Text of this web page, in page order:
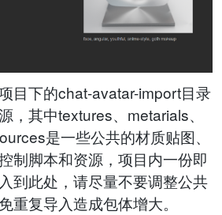
目下的chat-avatar-import目录
，其中textures、metarials、
是一些公共的材质贴图、
制脚本和资源，项目内一份即
到此处，请尽量不要调整公共
重复导入造成包体增大。